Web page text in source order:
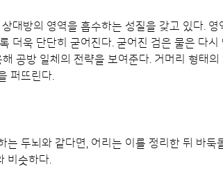
대방의 영역을 흡수하는 성질을 갖고 있다. 영
더욱 단단히 굳어진다. 굳어진 검은 물은 다
공방 일체의 전략을 보여준다. 거머리 형태
퍼뜨린다.
는 두뇌와 같다면, 어리는 이를 정리한 뒤 바둑
비슷하다.